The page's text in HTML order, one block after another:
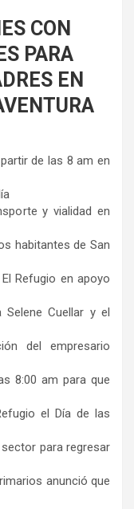
CON
PARA
EN
de las 8 am en
y vialidad en
habitantes de San
Refugio en apoyo
Cuellar y el
del empresario
8:00 am para que
el Día de las
para regresar
anunció que